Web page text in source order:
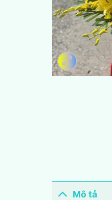
Mô tả